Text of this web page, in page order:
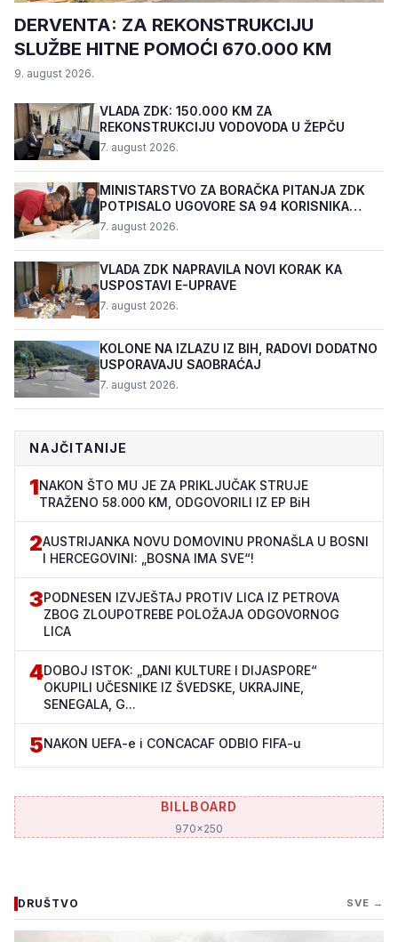
DERVENTA: ZA REKONSTRUKCIJU
SLUŽBE HITNE POMOĆI 670.000 KM
9. august 2026.
VLADA ZDK: 150.000 KM ZA
REKONSTRUKCIJU VODOVODA U ŽEPČU
7. august 2026.
MINISTARSTVO ZA BORAČKA PITANJA ZDK
POTPISALO UGOVORE SA 94 KORISNIKA
PROGRAMA "BIZNIS PL...
7. august 2026.
VLADA ZDK NAPRAVILA NOVI KORAK KA
USPOSTAVI E-UPRAVE
7. august 2026.
KOLONE NA IZLAZU IZ BIH, RADOVI DODATNO
USPORAVAJU SAOBRAĆAJ
7. august 2026.
NAJČITANIJE
1NAKON ŠTO MU JE ZA PRIKLJUČAK STRUJE
TRAŽENO 58.000 KM, ODGOVORILI IZ EP BiH
2AUSTRIJANKA NOVU DOMOVINU PRONAŠLA U BOSNI
I HERCEGOVINI: „BOSNA IMA SVE“!
3PODNESEN IZVJEŠTAJ PROTIV LICA IZ PETROVA
ZBOG ZLOUPOTREBE POLOŽAJA ODGOVORNOG
LICA
4DOBOJ ISTOK: „DANI KULTURE I DIJASPORE“
OKUPILI UČESNIKE IZ ŠVEDSKE, UKRAJINE,
SENEGALA, G...
5NAKON UEFA-e i CONCACAF ODBIO FIFA-u
BILLBOARD
970x250
DRUŠTVO SVE →